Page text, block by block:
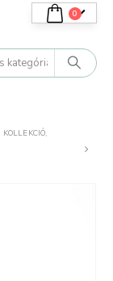
0
,
Tetszik,